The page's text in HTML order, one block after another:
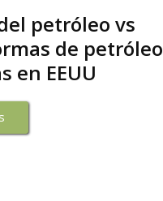
petróleo vs
de petróleo
en EEUU